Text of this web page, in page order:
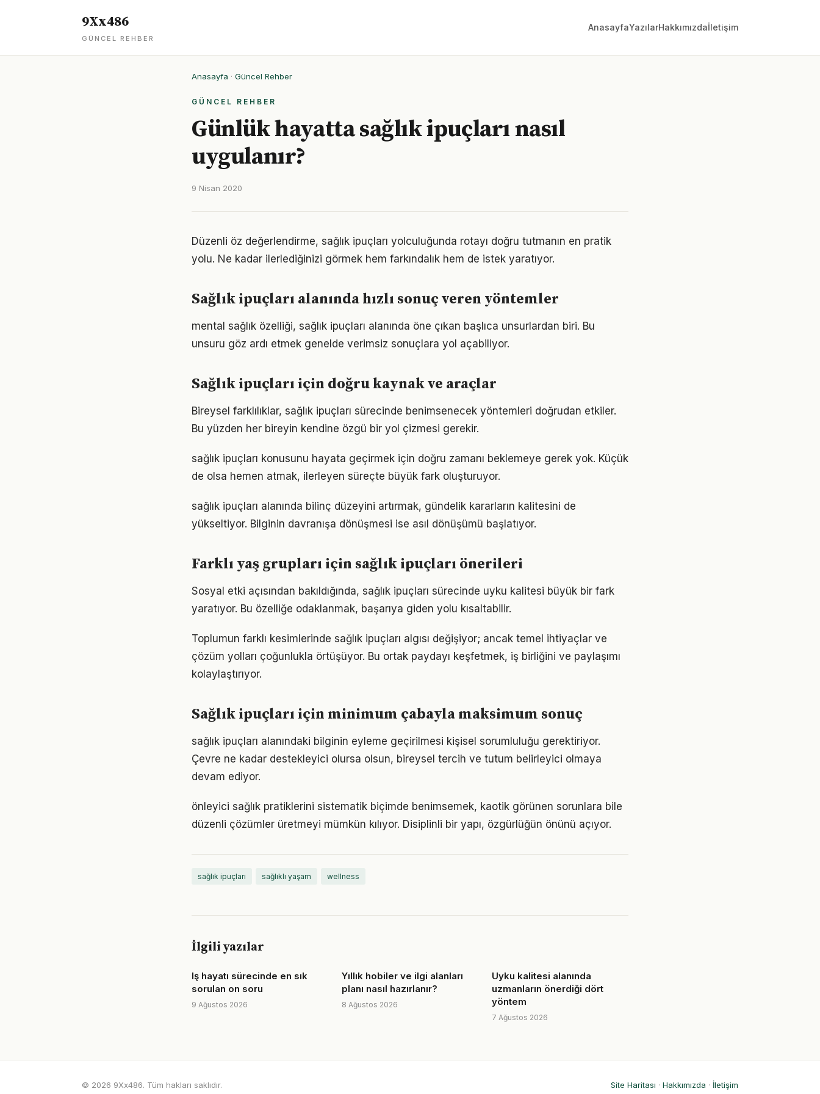
9Xx486
GÜNCEL REHBER
AnasayfaYazılarHakkımızdaİletişim
Anasayfa · Güncel Rehber
GÜNCEL REHBER
Günlük hayatta sağlık ipuçları nasıl
uygulanır?
9 Nisan 2020
Düzenli öz değerlendirme, sağlık ipuçları yolculuğunda rotayı doğru tutmanın en pratik
yolu. Ne kadar ilerlediğinizi görmek hem farkındalık hem de istek yaratıyor.
Sağlık ipuçları alanında hızlı sonuç veren yöntemler
mental sağlık özelliği, sağlık ipuçları alanında öne çıkan başlıca unsurlardan biri. Bu
unsuru göz ardı etmek genelde verimsiz sonuçlara yol açabiliyor.
Sağlık ipuçları için doğru kaynak ve araçlar
Bireysel farklılıklar, sağlık ipuçları sürecinde benimsenecek yöntemleri doğrudan etkiler.
Bu yüzden her bireyin kendine özgü bir yol çizmesi gerekir.
sağlık ipuçları konusunu hayata geçirmek için doğru zamanı beklemeye gerek yok. Küçük
de olsa hemen atmak, ilerleyen süreçte büyük fark oluşturuyor.
sağlık ipuçları alanında bilinç düzeyini artırmak, gündelik kararların kalitesini de
yükseltiyor. Bilginin davranışa dönüşmesi ise asıl dönüşümü başlatıyor.
Farklı yaş grupları için sağlık ipuçları önerileri
Sosyal etki açısından bakıldığında, sağlık ipuçları sürecinde uyku kalitesi büyük bir fark
yaratıyor. Bu özelliğe odaklanmak, başarıya giden yolu kısaltabilir.
Toplumun farklı kesimlerinde sağlık ipuçları algısı değişiyor; ancak temel ihtiyaçlar ve
çözüm yolları çoğunlukla örtüşüyor. Bu ortak paydayı keşfetmek, iş birliğini ve paylaşımı
kolaylaştırıyor.
Sağlık ipuçları için minimum çabayla maksimum sonuç
sağlık ipuçları alanındaki bilginin eyleme geçirilmesi kişisel sorumluluğu gerektiriyor.
Çevre ne kadar destekleyici olursa olsun, bireysel tercih ve tutum belirleyici olmaya
devam ediyor.
önleyici sağlık pratiklerini sistematik biçimde benimsemek, kaotik görünen sorunlara bile
düzenli çözümler üretmeyi mümkün kılıyor. Disiplinli bir yapı, özgürlüğün önünü açıyor.
sağlık ipuçları sağlıklı yaşam wellness
İlgili yazılar
Iş hayatı sürecinde en sık
sorulan on soru
9 Ağustos 2026
Yıllık hobiler ve ilgi alanları
planı nasıl hazırlanır?
8 Ağustos 2026
Uyku kalitesi alanında
uzmanların önerdiği dört
yöntem
7 Ağustos 2026
© 2026 9Xx486. Tüm hakları saklıdır. Site Haritası · Hakkımızda · İletişim